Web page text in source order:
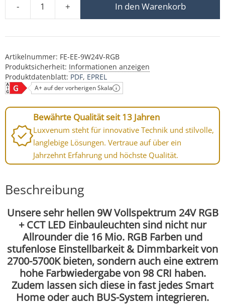
-
24V Einbauleuchte | RGB + CCT (2700-5700K) | 9W &
+ In den Warenkorb
Artikelnummer: FE-EE-9W24V-RGB
Produktsicherheit: Informationen anzeigen
Produktdatenblatt: PDF EPREL
A+ auf der vorherigen Skala
Bewährte Qualität seit 13 Jahren
Luxvenum steht für innovative Technik und stilvolle,
langlebige Lösungen. Vertraue auf über ein
Jahrzehnt Erfahrung und höchste Qualität.
Beschreibung
Unsere sehr hellen 9W Vollspektrum 24V RGB
+ CCT LED Einbauleuchten sind nicht nur
Allrounder die 16 Mio. RGB Farben und
stufenlose Einstellbarkeit & Dimmbarkeit von
2700-5700K bieten, sondern auch eine extrem
hohe Farbwiedergabe von 98 CRI haben.
Zudem lassen sich diese in fast jedes Smart
Home oder auch BUS-System integrieren.